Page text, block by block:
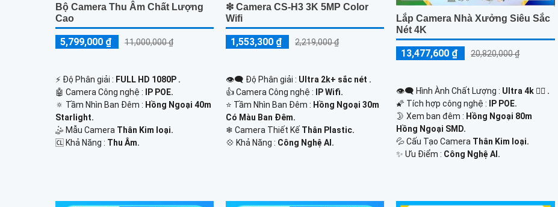
Bộ Camera Thu Âm Chất Lượng
Cao
5,799,000 ₫ 11,000,000 ₫
️⚡ Độ Phân giải : FULL HD 1080P .
🤖️ Camera Công nghệ :
IP POE.
🔅 Tầm Nhìn Ban Đêm : Hồng Ngoại 40m
Starlight.
🤹 Mẫu Camera Thân Kim loại.
️🆑 Khả Năng : Thu Âm.
❇ Camera CS-H3 3K 5MP Color
Wifi
1,553,300 ₫ 2,219,000 ₫
👁️‍🗨 Độ Phân giải : Ultra 2k+ sắc nét .
👍 Camera Công nghệ :
IP Wifi.
⭐ Tầm Nhìn Ban Đêm : Hồng Ngoại 30m
Có Màu Ban Ðêm.
❄ Camera Thiết Kế Thân Plastic.
️💠 Khả Năng : Công Nghệ AI.
Lắp Camera Nhà Xưởng Siêu Sắc
Nét 4K
13,477,600 ₫ 20,820,000 ₫
👁️‍🗨 Hình Ành Chất Lượng : Ultra 4k 👍🏾 .
🌠 Tích hợp công nghệ :
IP POE.
🌛 Xem ban đêm : Hồng Ngoại 80m
Hồng Ngoại SMD.
💦 Cấu Tạo Camera Thân Kim loại.
️✨ Ưu Điểm : Công Nghệ AI.